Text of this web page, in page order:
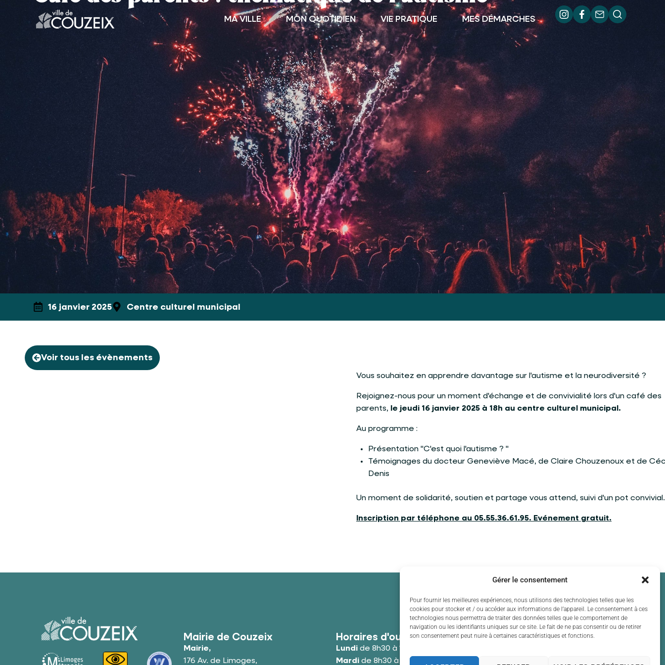
Gérer le consentement
Pour fournir les meilleures expériences, nous utilisons des technologies telles que les
cookies pour stocker et / ou accéder aux informations de l’appareil. Le consentement à ces
technologies nous permettra de traiter des données telles que le comportement de
navigation ou les identifiants uniques sur ce site. Le fait de ne pas consentir ou de retirer
son consentement peut nuire à certaines caractéristiques et fonctions.
MA VILLE MON QUOTIDIEN VIE PRATIQUE MES DÉMARCHES
16 janvier 2025 Centre culturel municipal
Voir tous les évènements
Vous souhaitez en apprendre davantage sur l'autisme et la neurodiversité ?
Rejoignez-nous pour un moment d'échange et de convivialité lors d'un café des
parents,
le jeudi 16 janvier 2025 à 18h au centre culturel municipal.
Au programme :
Présentation "C'est quoi l'autisme ? "
Témoignages du docteur Geneviève Macé, de Claire Chouzenoux et de
Denis
Un moment de solidarité, soutien et partage vous attend, suivi d'un pot convivial.
Inscription par téléphone au 05.55.36.61.95. Evénement gratuit.
Mairie de Couzeix
Mairie,
176 Av. de Limoges,
Horaires d'ouverture
Lundide 8h30 à 12h00 et de 13h30 à 17h30
Mardide 8h30 à 12h00 et de 13h30 à 17h30